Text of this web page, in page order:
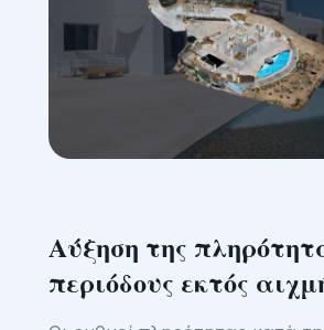
Αύξηση της
περιόδους εκτός